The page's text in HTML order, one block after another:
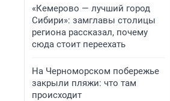
«Кемерово — лучший город
Сибири»: замглавы столицы
региона рассказал, почему
сюда стоит переехать
На Черноморском побережье
закрыли пляжи: что там
происходит